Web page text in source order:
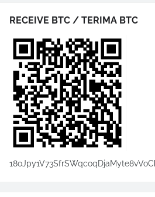
RECEIVE BTC / TERIMA BTC